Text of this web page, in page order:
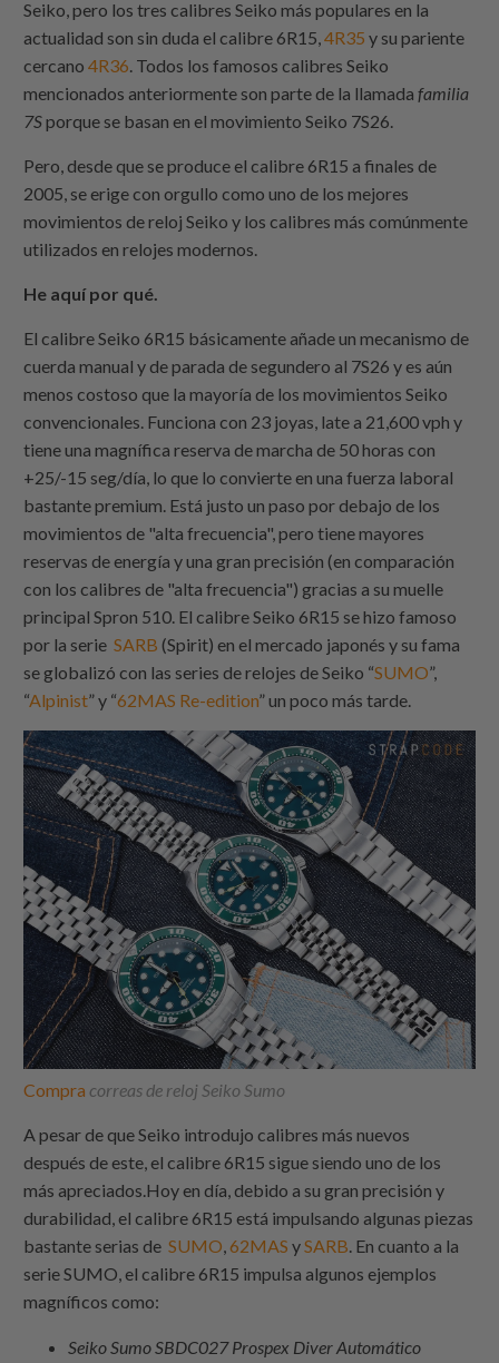
Seiko, pero los tres calibres Seiko más populares en la
actualidad son sin duda el calibre 6R15,4R35 y su pariente
cercano4R36. Todos los famosos calibres Seiko
mencionados anteriormente son parte de la llamadafamilia
7Sporque se basan en el movimiento Seiko 7S26.
Pero, desde que se produce el calibre 6R15 a finales de
2005, se erige con orgullo como uno de los mejores
movimientos de reloj Seiko y los calibres más comúnmente
utilizados en relojes modernos.
He aquí por qué.
El calibre Seiko 6R15 básicamente añade un mecanismo de
cuerda manual y de parada de segundero al 7S26 y es aún
menos costoso que la mayoría de los movimientos Seiko
convencionales. Funciona con 23 joyas, late a 21,600 vph y
tiene una magnífica reserva de marcha de 50 horas con
+25/-15 seg/día, lo que lo convierte en una fuerza laboral
bastante premium. Está justo un paso por debajo de los
movimientos de "alta frecuencia", pero tiene mayores
reservas de energía y una gran precisión (en comparación
con los calibres de "alta frecuencia") gracias a su muelle
principal Spron 510. El calibre Seiko 6R15 se hizo famoso
por la serieSARB (Spirit) en el mercado japonés y su fama
se globalizó con las series de relojes de Seiko “SUMO”,
“Alpinist” y “62MAS Re-edition” un poco más tarde.
Compra correas de reloj Seiko Sumo
A pesar de que Seiko introdujo calibres más nuevos
después de este, el calibre 6R15 sigue siendo uno de los
más apreciados.Hoy en día, debido a su gran precisión y
durabilidad, el calibre 6R15 está impulsando algunas piezas
bastante serias deSUMO,62MAS ySARB. En cuanto a la
serie SUMO, el calibre 6R15 impulsa algunos ejemplos
magníficos como:
Seiko Sumo SBDC027 Prospex Diver Automático